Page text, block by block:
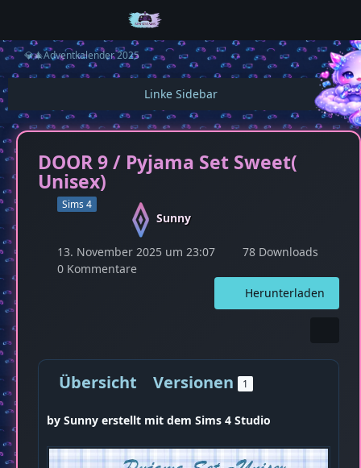
💎🎄Adventkalender 2025
DOOR 9 / Pyjama Set Sweet(
Unisex)
Sims 4
Sunny
13. November 2025 um 23:07
78 Downloads
0 Kommentare
Herunterladen
Übersicht Versionen 1
by Sunny erstellt mit dem Sims 4 Studio